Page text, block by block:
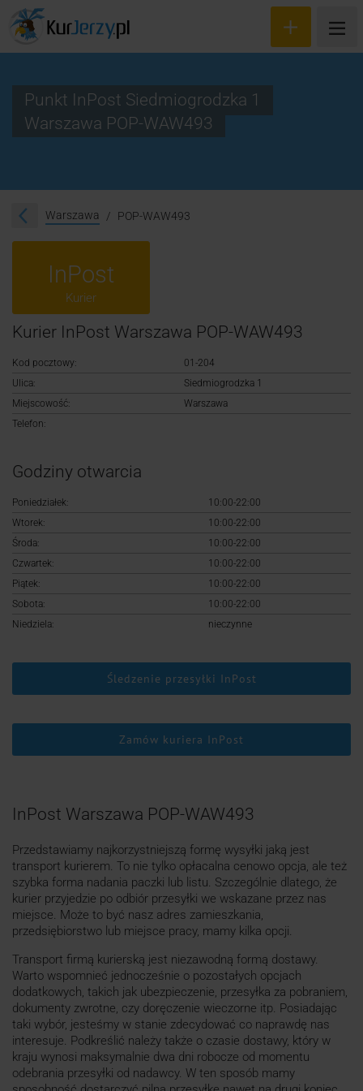
Śledzenie przesyłki
Logowanie
Punkt InPost Siedmiogrodzka 1
Warszawa POP-WAW493
Warszawa POP-WAW493
InPost
Kurier
Kurier InPost Warszawa POP-WAW493
Kod pocztowy:
01-204
Ulica:
Siedmiogrodzka 1
Miejscowość:
Warszawa
Telefon:
Godziny otwarcia
Poniedziałek:
10:00-22:00
Wtorek:
10:00-22:00
Środa:
10:00-22:00
Czwartek:
10:00-22:00
Piątek:
10:00-22:00
Sobota:
10:00-22:00
Niedziela:
nieczynne
Śledzenie przesyłki InPost
Zamów kuriera InPost
InPost Warszawa POP-WAW493
Przedstawiamy najkorzystniejszą formę wysyłki jaką jest
transport kurierem. To nie tylko opłacalna cenowo opcja, ale też
szybka forma nadania paczki lub listu. Szczególnie dlatego, że
kurier przyjedzie po odbiór przesyłki we wskazane przez nas
miejsce. Może to być nasz adres zamieszkania,
przedsiębiorstwo lub miejsce pracy, mamy kilka opcji.
Transport firmą kurierską jest niezawodną formą dostawy.
Warto wspomnieć jednocześnie o pozostałych opcjach
dodatkowych, takich jak ubezpieczenie, przesyłka za pobraniem,
dokumenty zwrotne, czy doręczenie wieczorne itp. Posiadając
taki wybór, jesteśmy w stanie zdecydować co naprawdę nas
interesuje. Podkreślić należy także o czasie dostawy, który w
kraju wynosi maksymalnie dwa dni robocze od momentu
odebrania przesyłki od nadawcy. W ten sposób mamy